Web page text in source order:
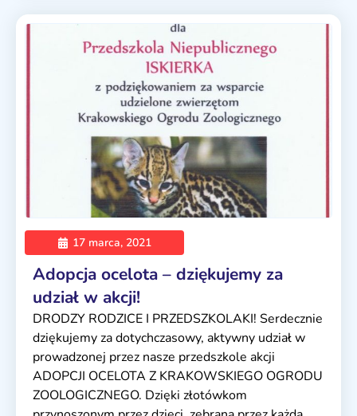
17 marca, 2021
Adopcja ocelota – dziękujemy za
udział w akcji!
DRODZY RODZICE I PRZEDSZKOLAKI! Serdecznie
dziękujemy za dotychczasowy, aktywny udział w
prowadzonej przez nasze przedszkole akcji
ADOPCJI OCELOTA Z KRAKOWSKIEGO OGRODU
ZOOLOGICZNEGO. Dzięki złotówkom